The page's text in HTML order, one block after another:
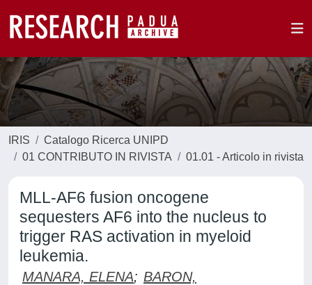
IRIS
Catalogo Ricerca UNIPD
01 CONTRIBUTO IN RIVISTA
01.01 - Articolo in rivista
MLL-AF6 fusion oncogene
sequesters AF6 into the nucleus to
trigger RAS activation in myeloid
leukemia.
MANARA, ELENA; BARON,